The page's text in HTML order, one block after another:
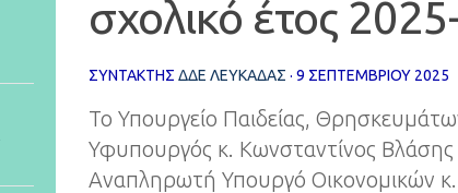
σχολικό έτος
ΣΥΝΤΆΚΤΗΣ ΔΔΕ ΛΕΥΚΑΔΑΣ · 9 ΣΕΠΤΕΜΒΡΊΟΥ 2025
Το Υπουργείο Παιδείας,
Υφυπουργός κ. Κωνσταντίνος
Αναπληρωτή Υπουργό Οικονομικών